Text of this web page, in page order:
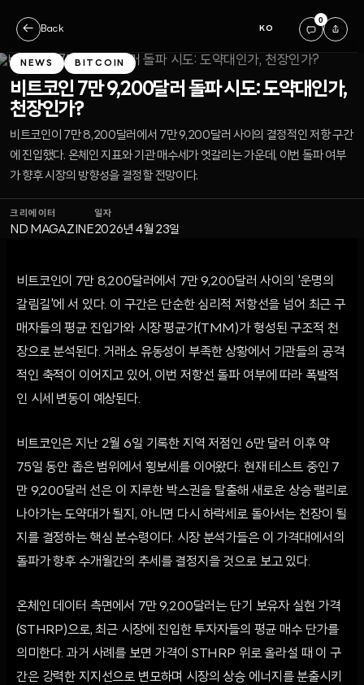
← Back KO
0
NEWS BITCOIN
비트코인 7만 9,200달러 돌파 시도: 도약대인가,
천장인가?
비트코인이 7만 8,200달러에서 7만 9,200달러 사이의 결정적인 저항 구간
에 진입했다. 온체인 지표와 기관 매수세가 엇갈리는 가운데, 이번 돌파 여부
가 향후 시장의 방향성을 결정할 전망이다.
크리에이터
ND MAGAZINE
일자
2026년 4월 23일
비트코인이 7만 8,200달러에서 7만 9,200달러 사이의 '운명의
갈림길'에 서 있다. 이 구간은 단순한 심리적 저항선을 넘어 최근 구
매자들의 평균 진입가와 시장 평균가(TMM)가 형성된 구조적 천
장으로 분석된다. 거래소 유동성이 부족한 상황에서 기관들의 공격
적인 축적이 이어지고 있어, 이번 저항선 돌파 여부에 따라 폭발적
인 시세 변동이 예상된다.
비트코인은 지난 2월 6일 기록한 지역 저점인 6만 달러 이후 약
75일 동안 좁은 범위에서 횡보세를 이어왔다. 현재 테스트 중인 7
만 9,200달러 선은 이 지루한 박스권을 탈출해 새로운 상승 랠리로
나아가는 도약대가 될지, 아니면 다시 하락세로 돌아서는 천장이 될
지를 결정하는 핵심 분수령이다. 시장 분석가들은 이 가격대에서의
돌파가 향후 수개월간의 추세를 결정지을 것으로 보고 있다.
온체인 데이터 측면에서 7만 9,200달러는 단기 보유자 실현 가격
(STHRP)으로, 최근 시장에 진입한 투자자들의 평균 매수 단가를
의미한다. 과거 사례를 보면 가격이 STHRP 위로 올라설 때 이 구
간은 강력한 지지선으로 변모하며 시장의 상승 에너지를 분출시키